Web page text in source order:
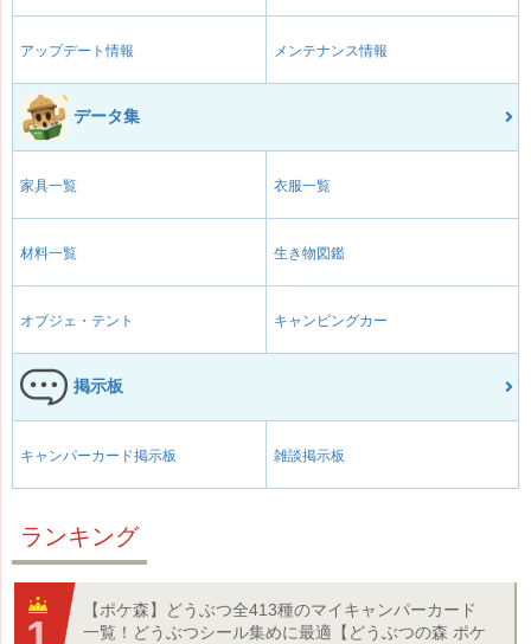
アップデート情報 メンテナンス情報
データ集
家具一覧 衣服一覧
材料一覧 生き物図鑑
オブジェ・テント キャンピングカー
掲示板
キャンパーカード掲示板 雑談掲示板
ランキング
【ポケ森】どうぶつ全413種のマイキャンパーカード
一覧！どうぶつシール集めに最適【どうぶつの森 ポケ